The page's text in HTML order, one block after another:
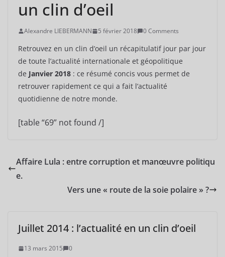
un clin d’oeil
Alexandre LIEBERMANN 5 février 2018 0 Comments
Retrouvez en un clin d’oeil un récapitulatif jour par jour
de toute l’actualité internationale et géopolitique
de Janvier 2018 : ce résumé concis vous permet de
retrouver rapidement ce qui a fait l’actualité
quotidienne de notre monde.
[table “69” not found /]
Affaire Lula : entre corruption et manœuvre politiqu
e.
Vers une « route de la soie polaire » ?
Juillet 2014 : l’actualité en un clin d’oeil
13 mars 2015 0